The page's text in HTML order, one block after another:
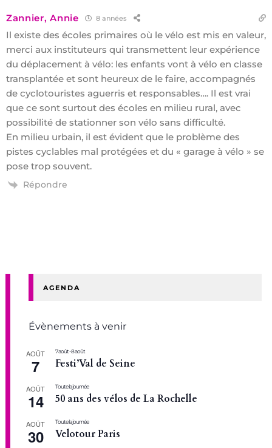
Zannier, Annie 8 années
Il existe des écoles primaires où le vélo est mis en valeur,
merci aux instituteurs qui transmettent leur expérience
du déplacement à vélo: les enfants vont à vélo en classe
transplantée et sont heureux de le faire, accompagnés
de cyclotouristes aguerris et responsables…. Il est vrai
que ce sont surtout des écoles en milieu rural, avec
possibilité de stationner son vélo sans difficulté.
En milieu urbain, il est évident que le problème des
pistes cyclables mal protégées et du « garage à vélo » se
pose trop souvent.
Répondre
AGENDA
Évènements à venir
AOÛT
7
7 août-8 août
Festi’Val de Seine
AOÛT
14
Toute la journée
50 ans des vélos de La Rochelle
AOÛT
30
Toute la journée
Velotour Paris